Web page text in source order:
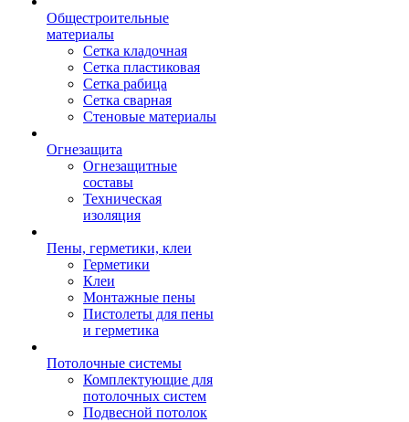
Общестроительные
материалы
Сетка кладочная
Сетка пластиковая
Сетка рабица
Сетка сварная
Стеновые материалы
Огнезащита
Огнезащитные
составы
Техническая
изоляция
Пены, герметики, клеи
Герметики
Клеи
Монтажные пены
Пистолеты для пены
и герметика
Потолочные системы
Комплектующие для
потолочных систем
Подвесной потолок